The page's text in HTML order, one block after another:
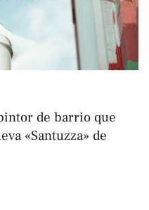
de barrio que
«Santuzza» de